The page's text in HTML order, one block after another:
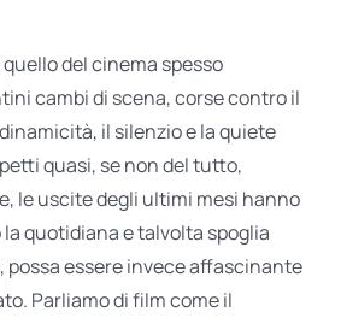
del cinema spesso
cambi di scena, corse contro il
il silenzio e la quiete
quasi, se non del tutto,
le uscite degli ultimi mesi hanno
quotidiana e talvolta spoglia
possa essere invece affascinante
Parliamo di film come il